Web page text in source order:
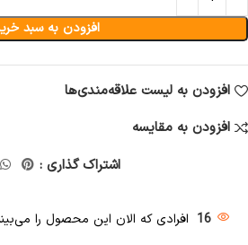
افزودن به سبد
افزودن به لیست علاقه‌مندی‌ها
افزودن به مقایسه
اشتراک گذاری :
16 افرادی که الان این محصول را